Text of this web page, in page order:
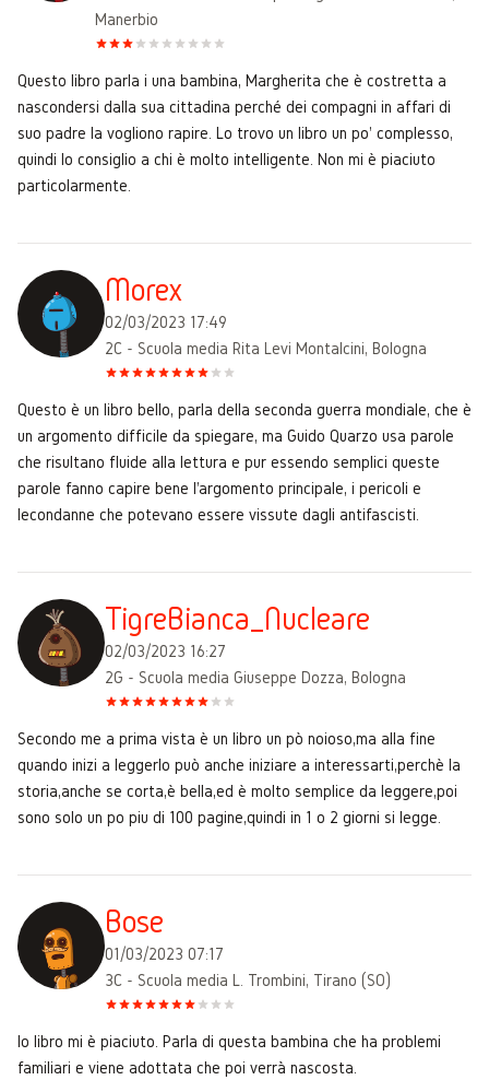
Manerbio
Questo libro parla i una bambina, Margherita che è costretta a
nascondersi dalla sua cittadina perché dei compagni in affari di
suo padre la vogliono rapire. Lo trovo un libro un po' complesso,
quindi lo consiglio a chi è molto intelligente. Non mi è piaciuto
particolarmente.
Morex
02/03/2023 17:49
2C - Scuola media Rita Levi Montalcini, Bologna
Questo è un libro bello, parla della seconda guerra mondiale, che è
un argomento difficile da spiegare, ma Guido Quarzo usa parole
che risultano fluide alla lettura e pur essendo semplici queste
parole fanno capire bene l'argomento principale, i pericoli e
lecondanne che potevano essere vissute dagli antifascisti.
TigreBianca_Nucleare
02/03/2023 16:27
2G - Scuola media Giuseppe Dozza, Bologna
Secondo me a prima vista è un libro un pò noioso,ma alla fine
quando inizi a leggerlo può anche iniziare a interessarti,perchè la
storia,anche se corta,è bella,ed è molto semplice da leggere,poi
sono solo un po piu di 100 pagine,quindi in 1 o 2 giorni si legge.
Bose
01/03/2023 07:17
3C - Scuola media L. Trombini, Tirano (SO)
Io libro mi è piaciuto. Parla di questa bambina che ha problemi
familiari e viene adottata che poi verrà nascosta.